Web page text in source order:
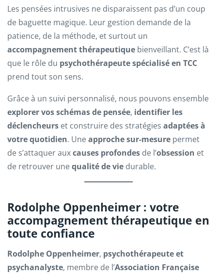
Les pensées intrusives ne disparaissent pas d’un coup
de baguette magique. Leur gestion demande de la
patience, de la méthode, et surtout un
accompagnement thérapeutique bienveillant. C’est là
que le rôle du psychothérapeute spécialisé en TCC
prend tout son sens.
Grâce à un suivi personnalisé, nous pouvons ensemble
explorer vos schémas de pensée, identifier les
déclencheurs et construire des stratégies adaptées à
votre quotidien. Uneapproche sur-mesure permet
de s’attaquer auxcauses profondes de l’obsession et
de retrouver unequalité de vie durable.
Rodolphe Oppenheimer : votre
accompagnement thérapeutique en
toute confiance
Rodolphe Oppenheimer, psychothérapeute et
psychanalyste, membre de l’Association Française